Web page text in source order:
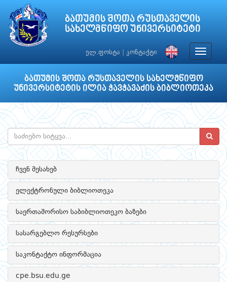
ბათუმის შოთა რუსთაველის
სახელმწიფო უნივერსიტეტი
ელ.ფოსტა კონტაქტი
Toggle
ბათუმის შოთა რუსთაველის სახელმწიფო
უნივერსიტეტის ილია ჭავჭავაძის ბიბლიოთეკა
ჩვენ შესახებ
ელექტრონული ბიბლიოთეკა
საერთაშორისო საბიბლიოთეკო ბაზები
სასარგებლო რესურსები
საკონტაქტო ინფორმაცია
cpe.bsu.edu.ge